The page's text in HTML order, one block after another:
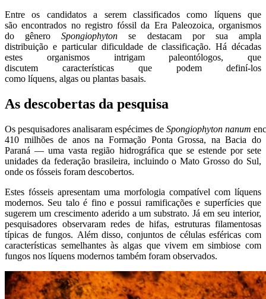
Entre os candidatos a serem classificados como líquens que
são encontrados no registro fóssil da Era Paleozoica, organismos
do gêneroSpongiophyton se destacam por sua ampla
distribuição e particular dificuldade de classificação. Há décadas
estes organismos intrigam paleontólogos, que
discutem características que podem definí-los
como líquens, algas ou plantas basais.
As descobertas da pesquisa
Os pesquisadores analisaram espécimes de Spongiophyton nanum
410 milhões de anos na Formação Ponta Grossa, na Bacia do
Paraná — uma vasta região hidrográfica que se estende por sete
unidades da federação brasileira, incluindo o Mato Grosso do Sul,
onde os fósseis foram descobertos.
Estes fósseis apresentam uma morfologia compatível com líquens
modernos. Seu talo é fino e possui ramificações e superfícies que
sugerem um crescimento aderido a um substrato. Já em seu interior,
pesquisadores observaram redes de hifas, estruturas filamentosas
típicas de fungos. Além disso, conjuntos de células esféricas com
características semelhantes às algas que vivem em simbiose com
fungos nos líquens modernos também foram observados.